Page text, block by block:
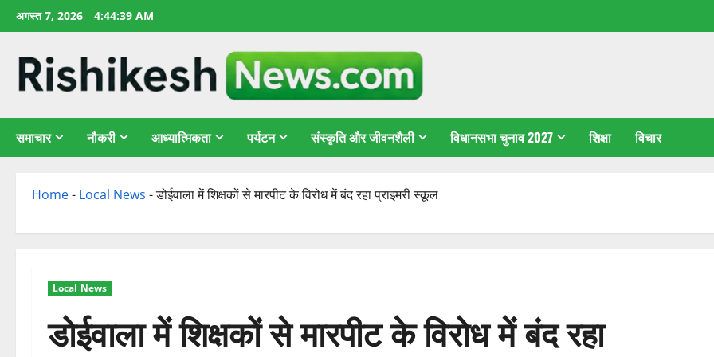
छोड़कर
सामग्री
अगस्त 7, 2026 4:44:40 AM
समाचार नौकरी आध्यात्मिकता पर्यटन संस्कृति और जीवनशैली विधानसभा चुनाव 2027 शिक्षा विचार
Home- Local News -डोईवाला में शिक्षकों से मारपीट के विरोध में बंद रहा प्राइमरी स्कूल
Local News
डोईवाला में शिक्षकों से मारपीट के विरोध में बंद रहा